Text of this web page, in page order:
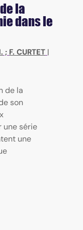
la
dans le
; F. CURTET |
de la
son
une série
une